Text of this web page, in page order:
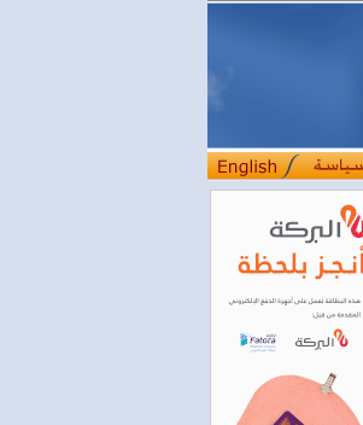
خطوة أساسية نحو بناء قطاع مالي حديث